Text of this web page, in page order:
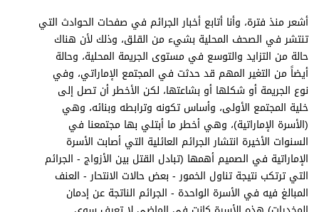
عدد اليوم
مواقيت الصلاة
الأحوال الجوية
أشعر منذ فترة، وأنا أتابع أخبار الجرائم في صفحات الحوادث التي
تنتشر في الصحف المحلية بشيء من القلق، وذلك لأن هناك
حالة من التزايد والتوسع في مستوى الجريمة المحلية، وحالة
أيضاً من التغير المهم قد حدثت في المجتمع الإماراتي، وفي
نوع الجريمة أو شكلها أو بشاعتها، لكن الأخطر أن تصل إلى
خلية المجتمع الأولى، وأساس تكونه وترابطه وبنائه، وهي
(الأسرة الإماراتية)، وهي أخطر ما أبتلي بها مجتمعنا في
السنوات الأخيرة انتشار الجرائم العائلية التي أصابت الأسرة
الإماراتية في الصميم أهمها (تبادل القتل بين الأزواج - الجرائم
التي ترتكب نتيجة تناول الخمور - بعض حالات الانتحار - العنف
المبالغ فيه في الأسرة الواحدة - الجرائم الناتجة عن إدمان